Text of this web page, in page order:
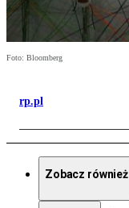
Foto: Bloomberg
rp.pl
Zobacz również